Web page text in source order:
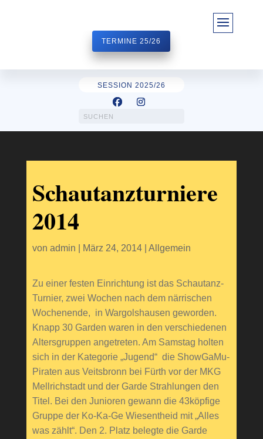
TERMINE 25/26
SESSION 2025/26
Schautanzturniere
2014
von admin März 24, 2014| Allgemein
Zu einer festen Einrichtung ist das Schautanz-
Turnier, zwei Wochen nach dem närrischen
Wochenende, in Wargolshausen geworden.
Knapp 30 Garden waren in den verschiedenen
Altersgruppen angetreten. Am Samstag holten
sich in der Kategorie „Jugend“ die ShowGaMu-
Piraten aus Veitsbronn bei Fürth vor der MKG
Mellrichstadt und der Garde Strahlungen den
Titel. Bei den Junioren gewann die 43köpfige
Gruppe der Ko-Ka-Ge Wiesentheid mit „Alles
was zählt“. Den 2. Platz belegte die Garde